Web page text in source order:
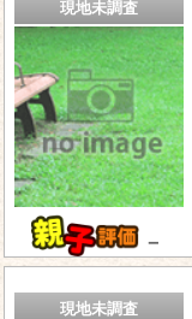
現地未調査
－
現地未調査